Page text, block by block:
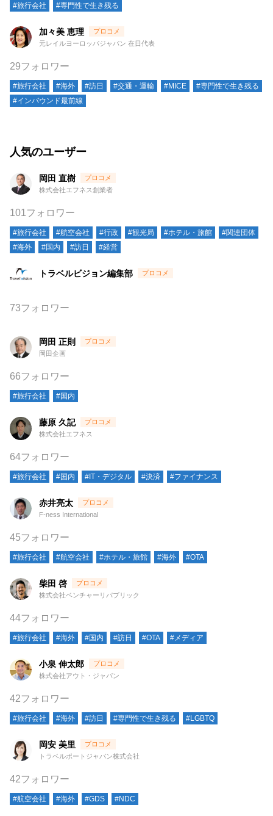
#旅行会社 #専門性で生き残る
加々美 恵理
元レイルヨーロッパジャパン 在日代表
29フォロワー
#旅行会社 #海外 #訪日 #交通・運輸 #MICE
#専門性で生き残る
#インバウンド最前線
人気のユーザー
岡田 直樹
株式会社エフネス創業者
101フォロワー
#旅行会社 #航空会社 #行政 #観光局 #ホテル・旅館
#関連団体
#海外
#国内 #訪日 #経営
トラベルビジョン編集部
73フォロワー
岡田 正則
岡田企画
66フォロワー
#旅行会社 #国内
藤原 久記
株式会社エフネス
64フォロワー
#旅行会社 #国内 #IT・デジタル #決済 #ファイナンス
赤井亮太
F-ness International
45フォロワー
#旅行会社 #航空会社 #ホテル・旅館 #海外 #OTA
柴田 啓
株式会社ベンチャーリパブリック
44フォロワー
#旅行会社 #海外 #国内 #訪日 #OTA #メディア
小泉 伸太郎
株式会社アウト・ジャパン
42フォロワー
#旅行会社 #海外 #訪日 #専門性で生き残る #LGBTQ
岡安 美里
トラベルポートジャパン株式会社
42フォロワー
#航空会社 #海外 #GDS #NDC